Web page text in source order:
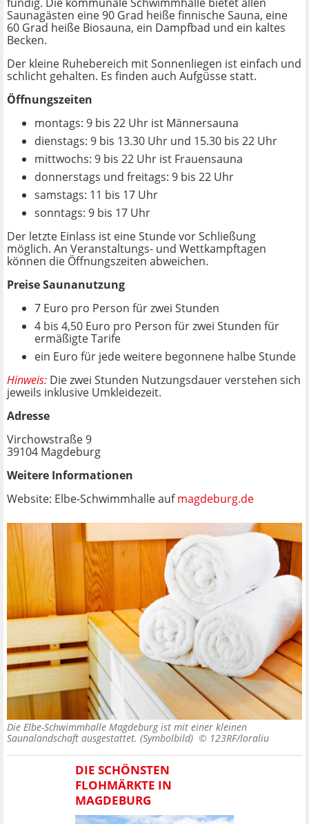
Saunagästen eine 90 Grad heiße finnische Sauna, eine
60 Grad heiße Biosauna, ein Dampfbad und ein kaltes
Becken.
Der kleine Ruhebereich mit Sonnenliegen ist einfach und
schlicht gehalten. Es finden auch Aufgüsse statt.
Öffnungszeiten
montags: 9 bis 22 Uhr ist Männersauna
dienstags: 9 bis 13.30 Uhr und 15.30 bis 22 Uhr
mittwochs: 9 bis 22 Uhr ist Frauensauna
donnerstags und freitags: 9 bis 22 Uhr
samstags: 11 bis 17 Uhr
sonntags: 9 bis 17 Uhr
Der letzte Einlass ist eine Stunde vor Schließung
möglich. An Veranstaltungs- und Wettkampftagen
können die Öffnungszeiten abweichen.
Preise Saunanutzung
7 Euro pro Person für zwei Stunden
4 bis 4,50 Euro pro Person für zwei Stunden für
ermäßigte Tarife
ein Euro für jede weitere begonnene halbe Stunde
Hinweis: Die zwei Stunden Nutzungsdauer verstehen sich
jeweils inklusive Umkleidezeit.
Adresse
Virchowstraße 9
39104 Magdeburg
Weitere Informationen
Website: Elbe-Schwimmhalle aufmagdeburg.de
Die Elbe-Schwimmhalle Magdeburg ist mit einer kleinen
Saunalandschaft ausgestattet. (Symbolbild) © 123RF/loraliu
DIE SCHÖNSTEN
FLOHMÄRKTE IN
MAGDEBURG